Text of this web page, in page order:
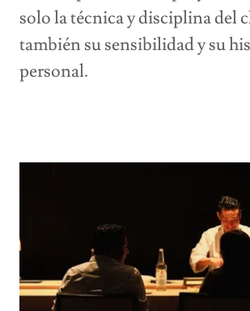
solo la técnica y disciplina del
también su sensibilidad y su
personal.